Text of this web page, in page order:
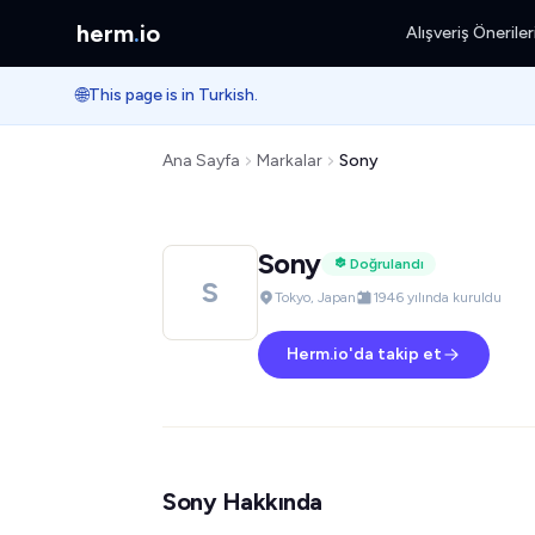
herm.io Alışveriş Önerileri
🌐This page is in Turkish.
Ana Sayfa Markalar Sony
S
Sony
Doğrulandı
Tokyo, Japan
1946 yılında kuruldu
Herm.io'da takip et
Sony Hakkında